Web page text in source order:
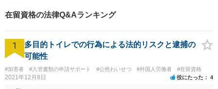
在留資格の法律Q&Aランキング
1
多目的トイレでの行為による法的リスクと逮捕の
可能性
#加害者 #入管書類の申請サポート #公然わいせつ #外国人労働者 #在留資格
2021年12月8日 役にたった 4